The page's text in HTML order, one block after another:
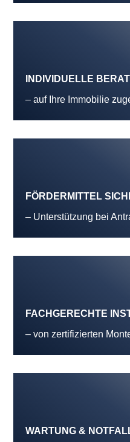
INDIVIDUELLE
– auf Ihre Immobilie
FÖRDERMITTEL
– Unterstützung bei
FACHGERECHTE
– von zertifizierten
WARTUNG &